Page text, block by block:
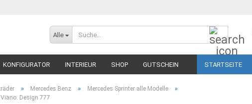
Alle
KONFIGURATOR INTERIEUR SHOP GUTSCHEIN STARTSEITE
» Mercedes Benz » Mercedes Sprinter alle Modelle »
Design 777